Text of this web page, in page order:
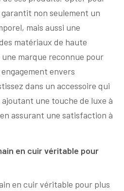
non seulement un
mais aussi une
matériaux de haute
marque reconnue pour
envers
dans un accessoire qui
une touche de luxe à
assurant une satisfaction à
en cuir véritable pour
en cuir véritable pour plus